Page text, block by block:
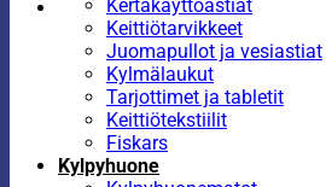
Kertakäyttöastiat
Keittiötarvikkeet
Juomapullot ja vesiastiat
Kylmälaukut
Tarjottimet ja tabletit
Keittiötekstiilit
Fiskars
Kylpyhuone